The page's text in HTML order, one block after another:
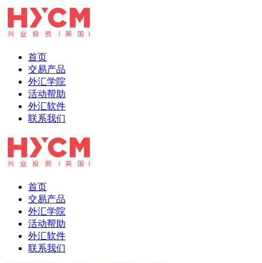
首页
交易产品
外汇学院
活动帮助
外汇软件
联系我们
首页
交易产品
外汇学院
活动帮助
外汇软件
联系我们